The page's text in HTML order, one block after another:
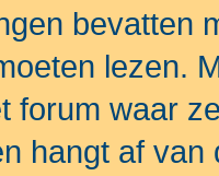
bevatten
lezen.
forum waar
hangt af